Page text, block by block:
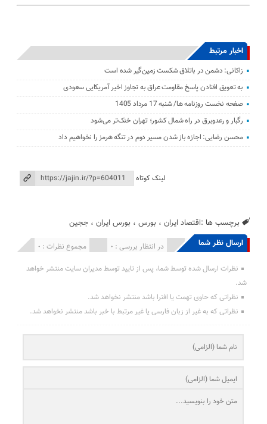
اخبار مرتبط
زاکانی: دشمن در باتلاق شکست زمین‌گیر شده است
به تعویق افتادن پاسخ مقاومت عراق به تجاوز اخیر آمریکایی سعودی
صفحه نخست روزنامه ها/ شنبه 17 مرداد 1405
رگبار و رعدوبرق در راه شمال کشور؛ تهران خنک‌تر می‌شود
محسن رضایی: اجازه باز شدن مسیر دوم در تنگه هرمز را نخواهیم داد
لینک کوتاه
برچسب ها :اقتصاد ایران ، بورس ، بورس ایران ،ججین
ارسال نظر شما مجموع نظرات : 0 در انتظار بررسی : 0 انتشار یافته : 0
نظرات ارسال شده توسط شما، پس از تایید توسط مدیران سایت منتشر خواهد
شد.
نظراتی که حاوی تهمت یا افترا باشد منتشر نخواهد شد.
نظراتی که به غیر از زبان فارسی یا غیر مرتبط با خبر باشد منتشر نخواهد شد.